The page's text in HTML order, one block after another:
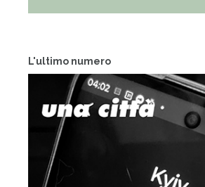
L'ultimo numero